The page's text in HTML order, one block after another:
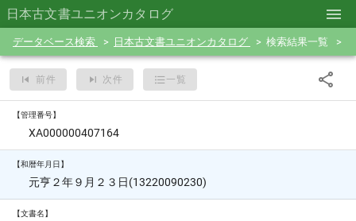
日本古文書ユニオンカタログ
データベース検索 日本古文書ユニオンカタログ 検索結果一覧
前件 次件 一覧
【管理番号】
XA000000407164
【和暦年月日】
元亨２年９月２３日(13220090230)
【文書名】